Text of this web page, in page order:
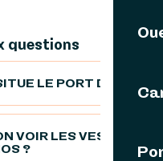
questions
LE PORT DE
VOIR LES VESTIGES DU
?